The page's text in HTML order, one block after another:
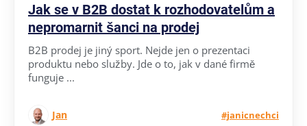
Jak se v B2B dostat k rozhodovatelům a
nepromarnit šanci na prodej
B2B prodej je jiný sport. Nejde jen o prezentaci
produktu nebo služby. Jde o to, jak v dané firmě
funguje ...
Jan #janicnechci